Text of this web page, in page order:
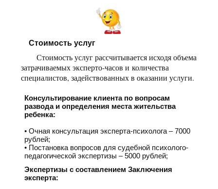
Стоимость услуг
Стоимость услуг рассчитывается исходя объема
затрачиваемых эксперто-часов и количества
специалистов, задействованных в оказании услуги.
Консультирование клиента по вопросам
развода и определения места жительства
ребенка:
Очная консультация эксперта-психолога – 7000
рублей;
Постановка вопросов для судебной психолого-
педагогической экспертизы – 5000 рублей;
Экспертизы с составлением Заключения
эксперта: